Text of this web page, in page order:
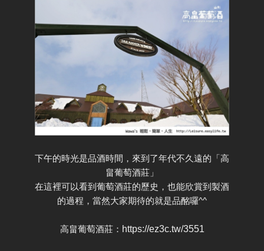
下午的時光是品酒時間，來到了年代不久遠的「高
畠葡萄酒莊 」
在這裡可以看到葡萄酒莊的歷史，也能欣賞到製酒
的過程，當然大家期待的就是品酩囉^^
高畠葡萄酒莊： https://ez3c.tw/3551